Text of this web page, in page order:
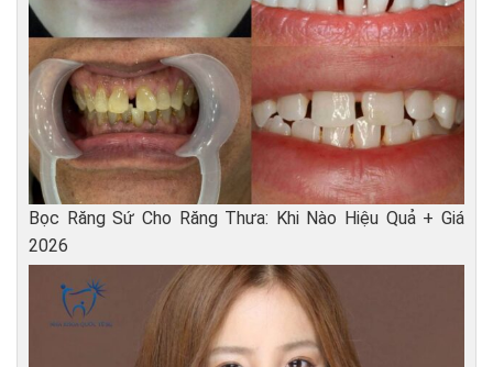
Bọc Răng Sứ Cho Răng Thưa: Khi Nào Hiệu Quả + Giá
2026